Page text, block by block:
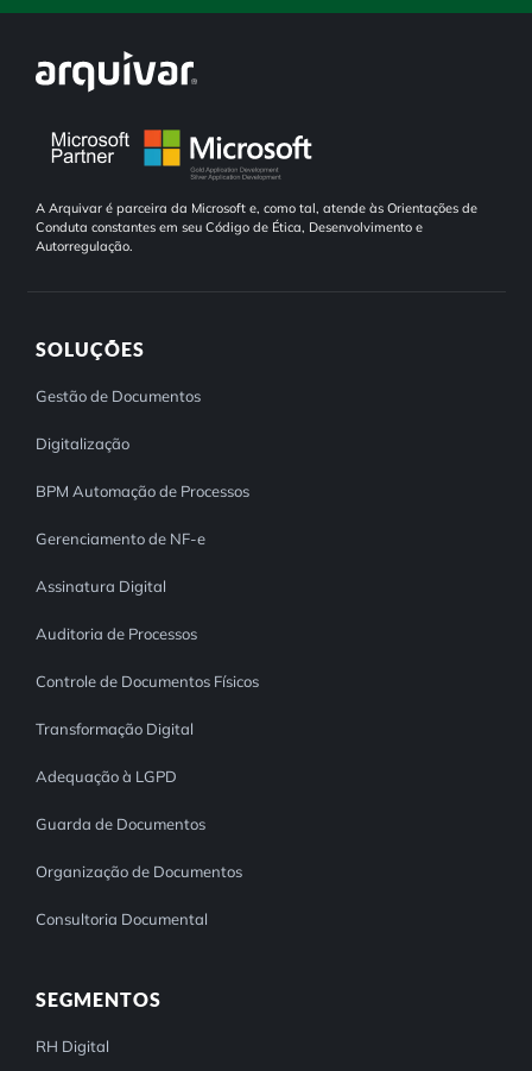
A Arquivar é parceira da Microsoft e, como tal, atende às Orientações de
Conduta constantes em seu Código de Ética, Desenvolvimento e
Autorregulação.
SOLUÇÕES
Gestão de Documentos
Digitalização
BPM Automação de Processos
Gerenciamento de NF-e
Assinatura Digital
Auditoria de Processos
Controle de Documentos Físicos
Transformação Digital
Adequação à LGPD
Guarda de Documentos
Organização de Documentos
Consultoria Documental
SEGMENTOS
RH Digital